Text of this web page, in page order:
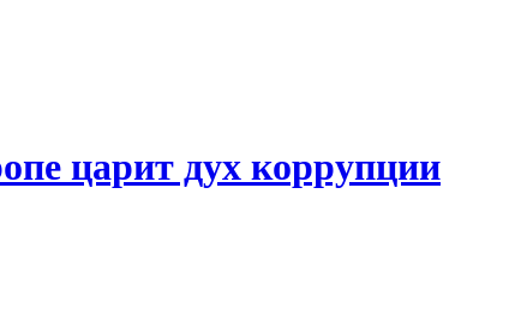
царит дух коррупции